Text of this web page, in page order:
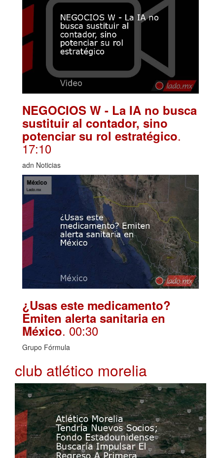
NEGOCIOS W - La IA no busca
sustituir al contador, sino
potenciar su rol estratégico.
17:10
adn Noticias
¿Usas este medicamento?
Emiten alerta sanitaria en
México. 00:30
Grupo Fórmula
club atlético morelia